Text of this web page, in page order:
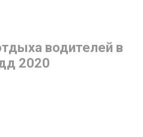
водителей в
2020